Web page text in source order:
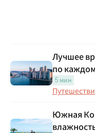
Лучшее
по
5 мин
Южная